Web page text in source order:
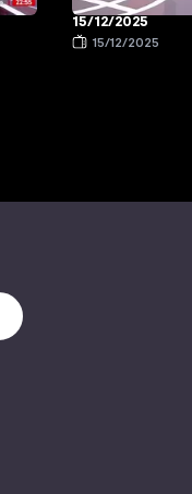
15/12/2025
15/12/2025